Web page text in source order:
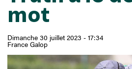
mot
Dimanche 30 juillet 2023 - 17:34
France Galop